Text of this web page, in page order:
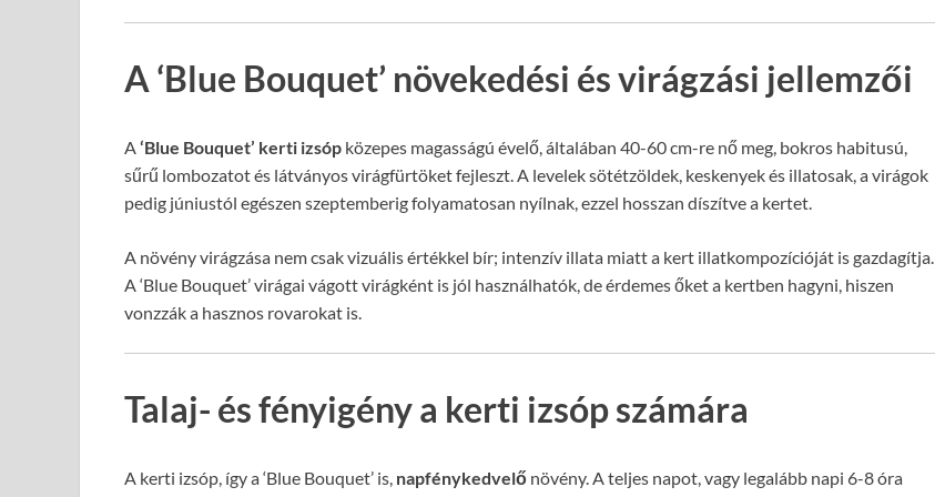
A ‘Blue Bouquet’ növekedési és virágzási jellemzői
A‘Blue Bouquet’ kerti izsóp közepes magasságú évelő, általában 40-60 cm-re nő meg, bokros habitusú,
sűrű lombozatot és látványos virágfürtöket fejleszt. A levelek sötétzöldek, keskenyek és illatosak, a virágok
pedig júniustól egészen szeptemberig folyamatosan nyílnak, ezzel hosszan díszítve a kertet.
A növény virágzása nem csak vizuális értékkel bír; intenzív illata miatt a kert illatkompozícióját is gazdagítja.
A ‘Blue Bouquet’ virágai vágott virágként is jól használhatók, de érdemes őket a kertben hagyni, hiszen
vonzzák a hasznos rovarokat is.
Talaj- és fényigény a kerti izsóp számára
A kerti izsóp, így a ‘Blue Bouquet’ is, napfénykedvelő növény. A teljes napot, vagy legalább napi 6-8 óra